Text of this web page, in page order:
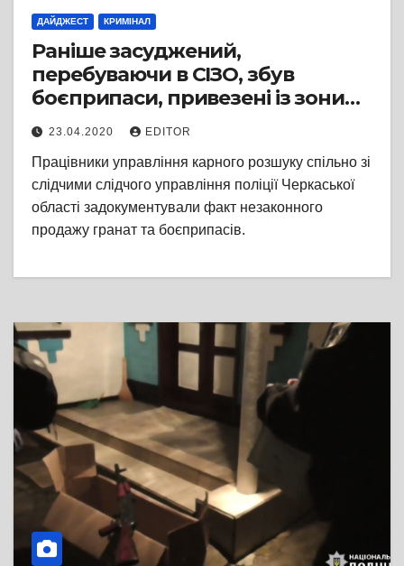
ДАЙДЖЕСТ КРИМІНАЛ
Раніше засуджений,
перебуваючи в СІЗО, збув
боєприпаси, привезені із зони
ООС
23.04.2020 EDITOR
Працівники управління карного розшуку спільно зі
слідчими слідчого управління поліції Черкаської
області задокументували факт незаконного
продажу гранат та боєприпасів.